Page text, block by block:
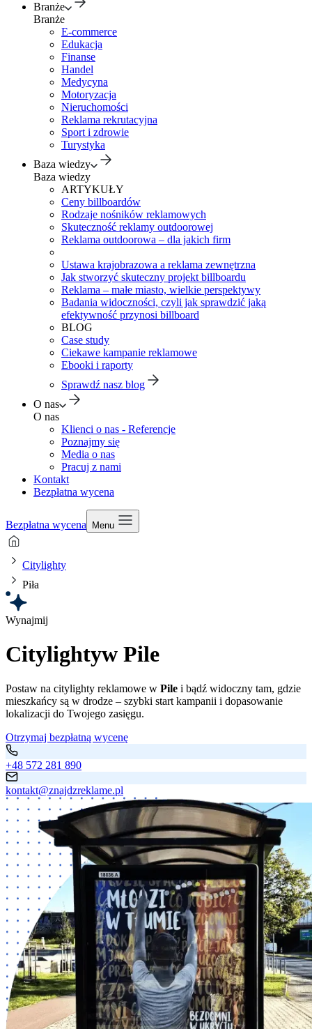
Branże
Branże
E-commerce
Edukacja
Finanse
Handel
Medycyna
Motoryzacja
Nieruchomości
Reklama rekrutacyjna
Sport i zdrowie
Turystyka
Baza wiedzy
Baza wiedzy
ARTYKUŁY
Ceny billboardów
Rodzaje nośników reklamowych
Skuteczność reklamy outdoorowej
Reklama outdoorowa – dla jakich firm
Ustawa krajobrazowa a reklama zewnętrzna
Jak stworzyć skuteczny projekt billboardu
Reklama – małe miasto, wielkie perspektywy
Badania widoczności, czyli jak sprawdzić jaką
efektywność przynosi billboard
BLOG
Case study
Ciekawe kampanie reklamowe
Ebooki i raporty
Sprawdź nasz blog
O nas
O nas
Klienci o nas - Referencje
Poznajmy się
Media o nas
Pracuj z nami
Kontakt
Bezpłatna wycena
Bezpłatna wycena Menu
Citylighty
Piła
Wynajmij
Citylightyw Pile
Postaw na citylighty reklamowe w Pile i bądź widoczny tam, gdzie
mieszkańcy są w drodze – szybki start kampanii i dopasowanie
lokalizacji do Twojego zasięgu.
Otrzymaj bezpłatną wycenę
+48 572 281 890
kontakt@znajdzreklame.pl